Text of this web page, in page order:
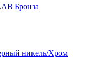
AB Бронза
никель/Хром